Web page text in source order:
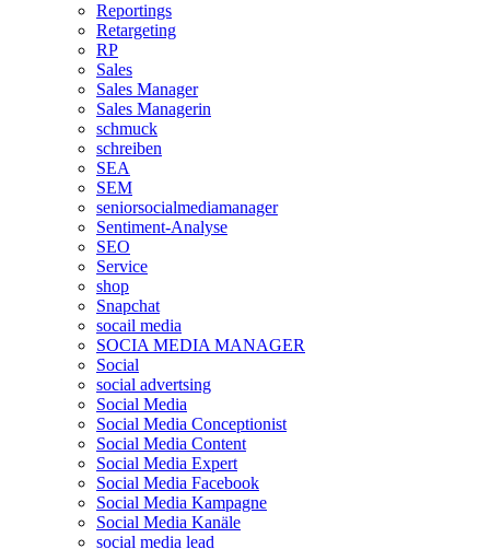
Reportings
Retargeting
RP
Sales
Sales Manager
Sales Managerin
schmuck
schreiben
SEA
SEM
seniorsocialmediamanager
Sentiment-Analyse
SEO
Service
shop
Snapchat
socail media
SOCIA MEDIA MANAGER
Social
social advertsing
Social Media
Social Media Conceptionist
Social Media Content
Social Media Expert
Social Media Facebook
Social Media Kampagne
Social Media Kanäle
social media lead